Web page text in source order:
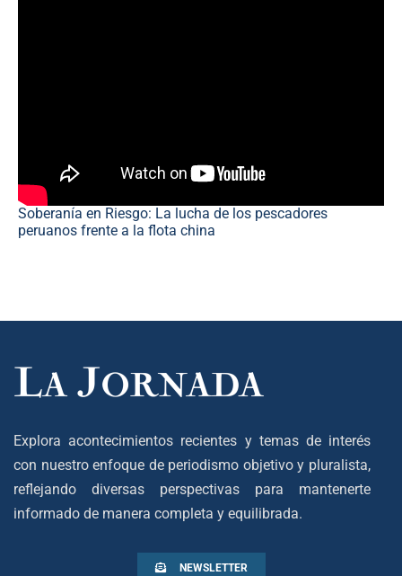
Soberanía en Riesgo: La lucha de los pescadores
peruanos frente a la flota china
Explora acontecimientos recientes y temas de interés
con nuestro enfoque de periodismo objetivo y pluralista,
reflejando diversas perspectivas para mantenerte
informado de manera completa y equilibrada.
NEWSLETTER